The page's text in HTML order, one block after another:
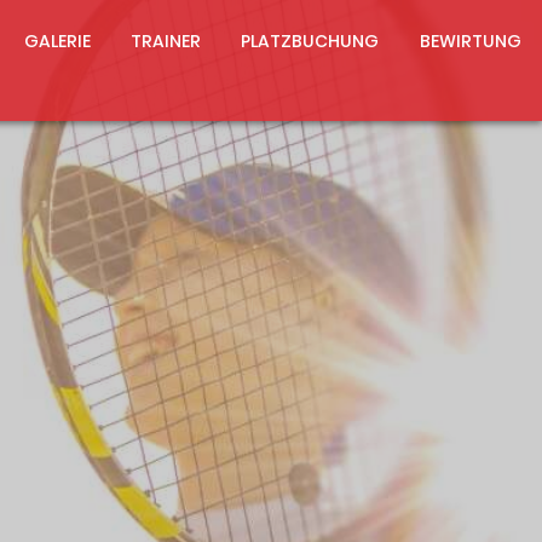
GALERIE TRAINER PLATZBUCHUNG BEWIRTUNG